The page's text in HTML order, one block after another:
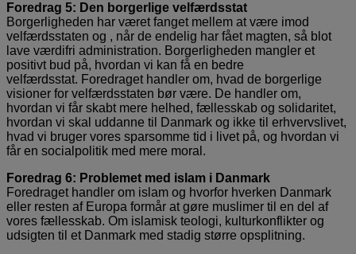
Foredrag 5: Den borgerlige velfærdsstat
Borgerligheden har været fanget mellem at være imod
velfærdsstaten og , når de endelig har fået magten, så blot
lave værdifri administration. Borgerligheden mangler et
positivt bud på, hvordan vi kan få en bedre
velfærdsstat. Foredraget handler om, hvad de borgerlige
visioner for velfærdsstaten bør være. De handler om,
hvordan vi får skabt mere helhed, fællesskab og solidaritet,
hvordan vi skal uddanne til Danmark og ikke til erhvervslivet,
hvad vi bruger vores sparsomme tid i livet på, og hvordan vi
får en socialpolitik med mere moral.
Foredrag 6: Problemet med islam i Danmark
Foredraget handler om islam og hvorfor hverken Danmark
eller resten af Europa formår at gøre muslimer til en del af
vores fællesskab. Om islamisk teologi, kulturkonflikter og
udsigten til et Danmark med stadig større opsplitning.